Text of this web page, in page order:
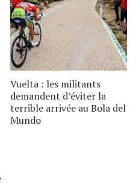
Vuelta : les militants
demandent d’éviter la
terrible arrivée au Bola del
Mundo